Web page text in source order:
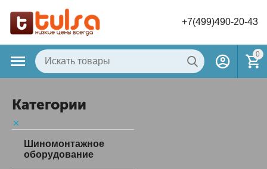
+7(499)490-20-43
0
Категории
Шиномонтажное
оборудование